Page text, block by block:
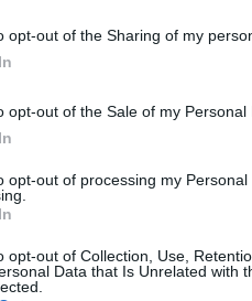
opt-out of the Sharing of my
opt-out of the Sale of my Personal
opt-out of processing my Personal
opt-out of Collection, Use,
Data that Is Unrelated with
fëmijës se do ti
dhe asnjë gjë. Posht